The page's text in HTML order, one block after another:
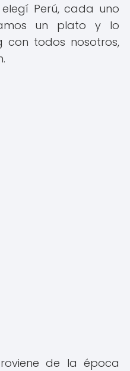
Perú, cada uno
un plato y lo
todos nosotros,
de la época